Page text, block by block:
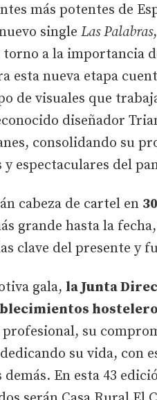
más potentes de
single Las Palabras
a la importancia
esta nueva etapa
de visuales que
diseñador
consolidando su
y espectaculares del
cabeza de cartel en
grande hasta la
clave del presente y
gala, la Junta
su
su vida, con
demás. En esta 43